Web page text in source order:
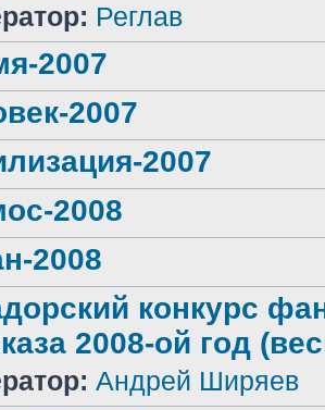
Реглав
2007
2007
2007
2008
2008
конкурс
2008-ой год
Андрей Ширяев